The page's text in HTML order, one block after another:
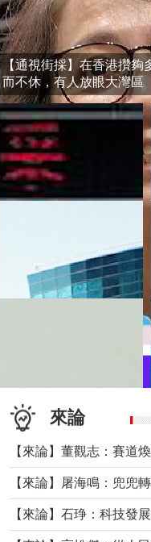
【通視街採】在香港攢夠
而不休，有人放眼大灣區
來論
【來論】董觀志：賽道